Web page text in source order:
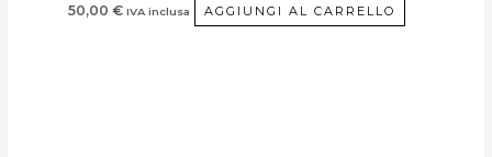
50,00€ IVA inclusa AGGIUNGI AL CARRELLO